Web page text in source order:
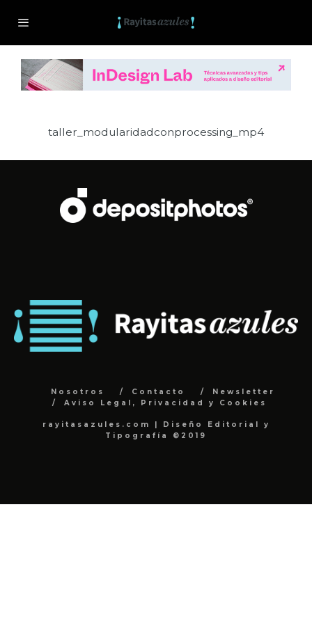
taller_modularidadconprocessing_mp4
Nosotros Contacto
Newsletter
Aviso Legal, Privacidad y Cookies
rayitasazules.com | Diseño Editorial y
Tipografía ©2019